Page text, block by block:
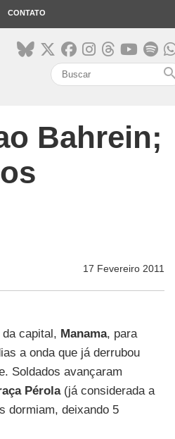
CONTATO
search
Bahrein;
17 Fevereiro 2011
capital, Manama, para
a onda que já derrubou
Soldados avançaram
Pérola(já considerada a
dormiam, deixando 5